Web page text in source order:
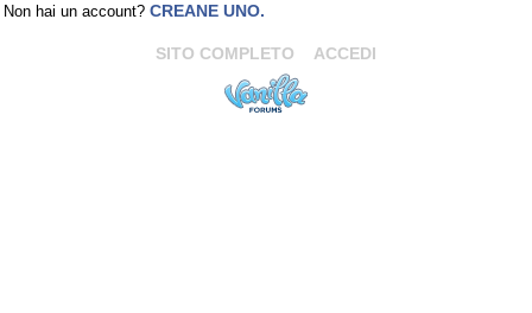
Non hai un account? CREANE UNO.
SITO COMPLETO ACCEDI